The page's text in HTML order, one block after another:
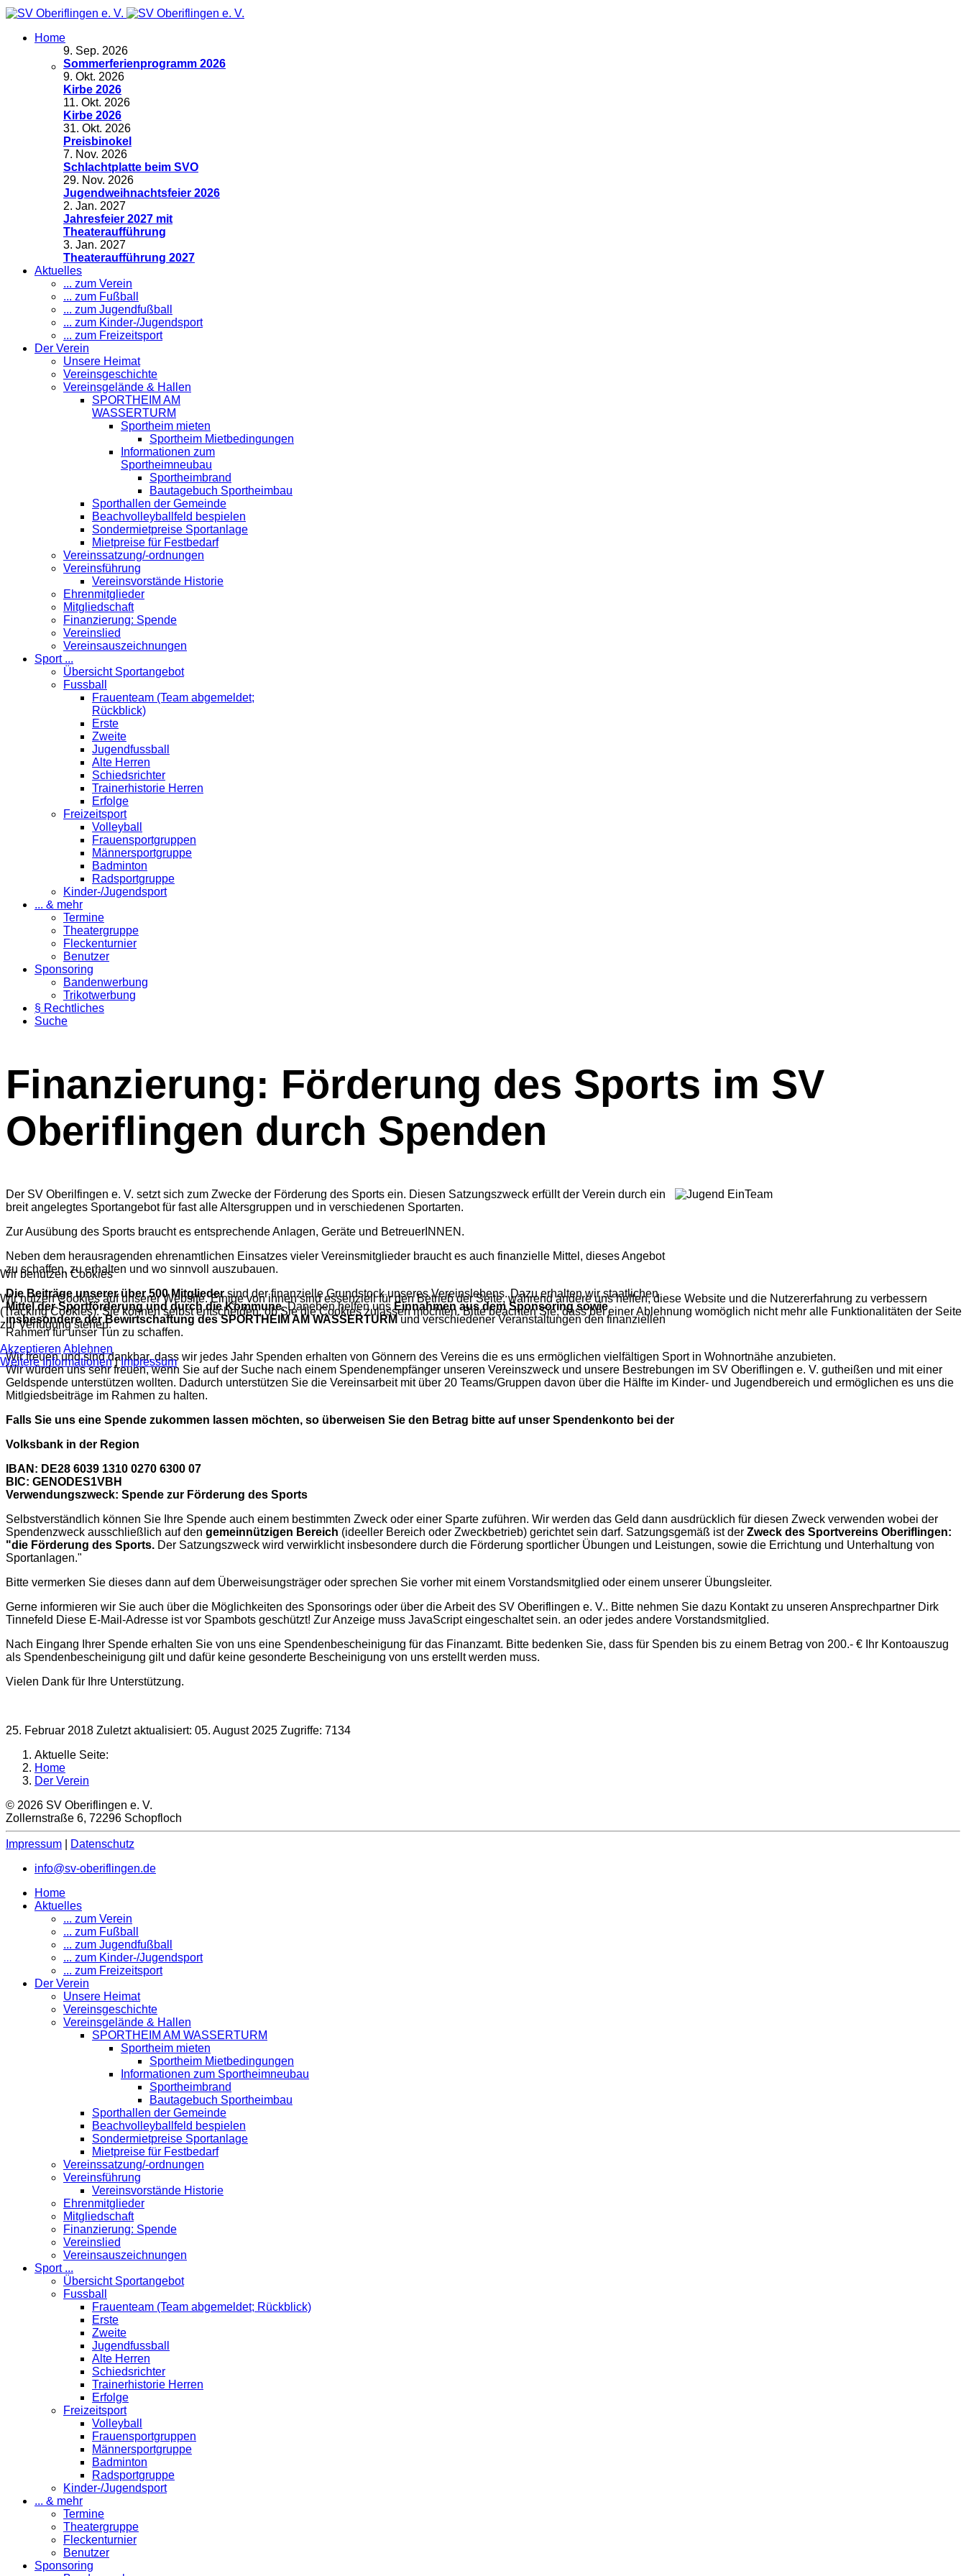
Home
9. Sep. 2026
Sommerferienprogramm 2026
9. Okt. 2026
Kirbe 2026
11. Okt. 2026
Kirbe 2026
31. Okt. 2026
Preisbinokel
7. Nov. 2026
Schlachtplatte beim SVO
29. Nov. 2026
Jugendweihnachtsfeier 2026
2. Jan. 2027
Jahresfeier 2027 mit
Theateraufführung
3. Jan. 2027
Theateraufführung 2027
Aktuelles
... zum Verein
... zum Fußball
... zum Jugendfußball
... zum Kinder-/Jugendsport
... zum Freizeitsport
Der Verein
Unsere Heimat
Vereinsgeschichte
Vereinsgelände & Hallen
SPORTHEIM AM
WASSERTURM
Sportheim mieten
Sportheim Mietbedingungen
Informationen zum
Sportheimneubau
Sportheimbrand
Bautagebuch Sportheimbau
Sporthallen der Gemeinde
Beachvolleyballfeld bespielen
Sondermietpreise Sportanlage
Mietpreise für Festbedarf
Vereinssatzung/-ordnungen
Vereinsführung
Vereinsvorstände Historie
Ehrenmitglieder
Mitgliedschaft
Finanzierung: Spende
Vereinslied
Vereinsauszeichnungen
Sport ...
Übersicht Sportangebot
Fussball
Frauenteam (Team abgemeldet;
Rückblick)
Erste
Zweite
Jugendfussball
Alte Herren
Schiedsrichter
Trainerhistorie Herren
Erfolge
Freizeitsport
Volleyball
Frauensportgruppen
Männersportgruppe
Badminton
Radsportgruppe
Kinder-/Jugendsport
... & mehr
Termine
Theatergruppe
Fleckenturnier
Benutzer
Sponsoring
Bandenwerbung
Trikotwerbung
§ Rechtliches
Suche
Finanzierung: Förderung des Sports im SV
Oberiflingen durch Spenden
Der SV Oberilfingen e. V. setzt sich zum Zwecke der Förderung des Sports ein. Diesen Satzungszweck erfüllt der Verein durch ein
breit angelegtes Sportangebot für fast alle Altersgruppen und in verschiedenen Sportarten.
Zur Ausübung des Sports braucht es entsprechende Anlagen, Geräte und BetreuerINNEN.
Neben dem herausragenden ehrenamtlichen Einsatzes vieler Vereinsmitglieder braucht es auch finanzielle Mittel, dieses Angebot
zu schaffen, zu erhalten und wo sinnvoll auszubauen.
Die Beiträge unserer über 500 Mitgliedersind der finanzielle Grundstock unseres Vereinslebens. Dazu erhalten wir staatlichen
Mittel der Sportförderung und durch die Kommune. Daneben helfen unsEinnahmen aus dem Sponsoring sowie
insbesondere der Bewirtschaftung des SPORTHEIM AM WASSERTURM und verschiedener Veranstaltungen den finanziellen
Rahmen für unser Tun zu schaffen.
Wir freuen und sind dankbar, dass wir jedes Jahr Spenden erhalten von Gönnern des Vereins die es uns ermöglichen vielfältigen Sport in Wohnortnähe anzubieten.
Wir würden uns sehr freuen, wenn Sie auf der Suche nach einem Spendenempfänger unseren Vereinszweck und unsere Bestrebungen im SV Oberiflingen e. V. gutheißen und mit einer
Geldspende unterstützen wollten. Dadurch unterstützen Sie die Vereinsarbeit mit über 20 Teams/Gruppen davon über die Hälfte im Kinder- und Jugendbereich und ermöglichen es uns die
Mitlgiedsbeiträge im Rahmen zu halten.
Falls Sie uns eine Spende zukommen lassen möchten, so überweisen Sie den Betrag bitte auf unser Spendenkonto bei der
Volksbank in der Region
IBAN: DE28 6039 1310 0270 6300 07
BIC: GENODES1VBH
Verwendungszweck: Spende zur Förderung des Sports
Selbstverständlich können Sie Ihre Spende auch einem bestimmten Zweck oder einer Sparte zuführen. Wir werden das Geld dann ausdrücklich für diesen Zweck verwenden wobei der
Spendenzweck ausschließlich auf den gemeinnützigen Bereich (ideeller Bereich oder Zweckbetrieb) gerichtet sein darf. Satzungsgemäß ist der Zweck des Sportvereins Oberiflingen:
"die Förderung des Sports. Der Satzungszweck wird verwirklicht insbesondere durch die Förderung sportlicher Übungen und Leistungen, sowie die Errichtung und Unterhaltung von
Sportanlagen."
Bitte vermerken Sie dieses dann auf dem Überweisungsträger oder sprechen Sie vorher mit einem Vorstandsmitglied oder einem unserer Übungsleiter.
Gerne informieren wir Sie auch über die Möglichkeiten des Sponsorings oder über die Arbeit des SV Oberiflingen e. V.. Bitte nehmen Sie dazu Kontakt zu unseren Ansprechpartner Dirk
Tinnefeld Diese E-Mail-Adresse ist vor Spambots geschützt! Zur Anzeige muss JavaScript eingeschaltet sein. an oder jedes andere Vorstandsmitglied.
Nach Eingang Ihrer Spende erhalten Sie von uns eine Spendenbescheinigung für das Finanzamt. Bitte bedenken Sie, dass für Spenden bis zu einem Betrag von 200.- € Ihr Kontoauszug
als Spendenbescheinigung gilt und dafür keine gesonderte Bescheinigung von uns erstellt werden muss.
Vielen Dank für Ihre Unterstützung.
25. Februar 2018 Zuletzt aktualisiert: 05. August 2025 Zugriffe: 7134
Aktuelle Seite:
Home
Der Verein
© 2026 SV Oberiflingen e. V.
Zollernstraße 6, 72296 Schopfloch
Impressum
Datenschutz
info@sv-oberiflingen.de
Home
Aktuelles
... zum Verein
... zum Fußball
... zum Jugendfußball
... zum Kinder-/Jugendsport
... zum Freizeitsport
Der Verein
Unsere Heimat
Vereinsgeschichte
Vereinsgelände & Hallen
SPORTHEIM AM WASSERTURM
Sportheim mieten
Sportheim Mietbedingungen
Informationen zum Sportheimneubau
Sportheimbrand
Bautagebuch Sportheimbau
Sporthallen der Gemeinde
Beachvolleyballfeld bespielen
Sondermietpreise Sportanlage
Mietpreise für Festbedarf
Vereinssatzung/-ordnungen
Vereinsführung
Vereinsvorstände Historie
Ehrenmitglieder
Mitgliedschaft
Finanzierung: Spende
Vereinslied
Vereinsauszeichnungen
Sport ...
Übersicht Sportangebot
Fussball
Frauenteam (Team abgemeldet; Rückblick)
Erste
Zweite
Jugendfussball
Alte Herren
Schiedsrichter
Trainerhistorie Herren
Erfolge
Freizeitsport
Volleyball
Frauensportgruppen
Männersportgruppe
Badminton
Radsportgruppe
Kinder-/Jugendsport
... & mehr
Termine
Theatergruppe
Fleckenturnier
Benutzer
Sponsoring
Wir benutzen Cookies
Wir nutzen Cookies auf unserer Website. Einige von ihnen sind essenziell für den Betrieb der Seite, während andere uns helfen, diese Website und die Nutzererfahrung zu verbessern
(Tracking Cookies). Sie können selbst entscheiden, ob Sie die Cookies zulassen möchten. Bitte beachten Sie, dass bei einer Ablehnung womöglich nicht mehr alle Funktionalitäten der Seite
zur Verfügung stehen.
Akzeptieren Ablehnen
Weitere Informationen|Impressum